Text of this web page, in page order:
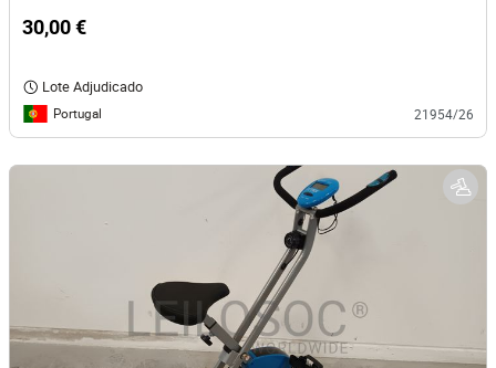
30,00 €
Lote Adjudicado
Portugal 21954/26